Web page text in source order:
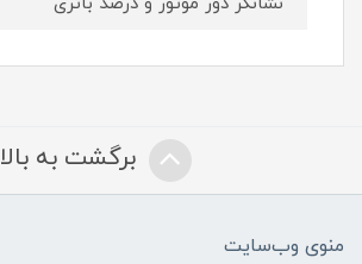
برگشت به بالا
منوی وب‌سایت